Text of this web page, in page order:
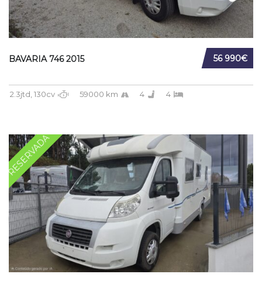
56 990€
BAVARIA 746 2015
2.3jtd, 130cv 59000 km 4 4
RESERVADA